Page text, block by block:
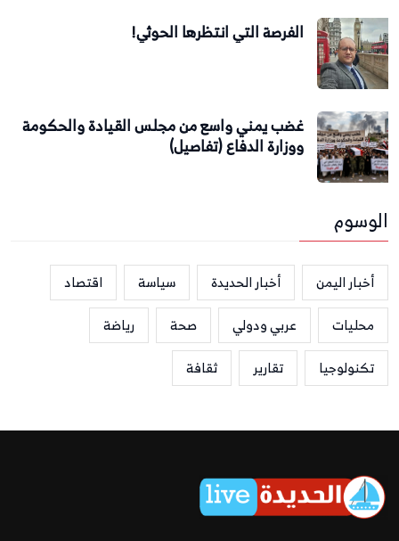
الفرصة التي انتظرها الحوثي!
غضب يمني واسع من مجلس القيادة والحكومة
ووزارة الدفاع (تفاصيل)
الوسوم
أخبار اليمن أخبار الحديدة سياسة
اقتصاد
محليات
عربي ودولي صحة
رياضة
تكنولوجيا
تقارير ثقافة